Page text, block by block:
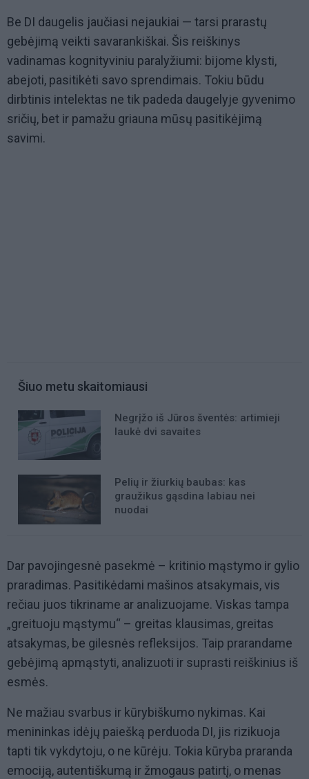
Be DI daugelis jaučiasi nejaukiai — tarsi prarastų
gebėjimą veikti savarankiškai. Šis reiškinys
vadinamas kognityviniu paralyžiumi: bijome klysti,
abejoti, pasitikėti savo sprendimais. Tokiu būdu
dirbtinis intelektas ne tik padeda daugelyje gyvenimo
sričių, bet ir pamažu griauna mūsų pasitikėjimą
savimi.
Šiuo metu skaitomiausi
Negrįžo iš Jūros šventės: artimieji
laukė dvi savaites
Pelių ir žiurkių baubas: kas
graužikus gąsdina labiau nei
nuodai
Dar pavojingesnė pasekmė – kritinio mąstymo ir gylio
praradimas. Pasitikėdami mašinos atsakymais, vis
rečiau juos tikriname ar analizuojame. Viskas tampa
„greituoju mąstymu“ – greitas klausimas, greitas
atsakymas, be gilesnės refleksijos. Taip prarandame
gebėjimą apmąstyti, analizuoti ir suprasti reiškinius iš
esmės.
Ne mažiau svarbus ir kūrybiškumo nykimas. Kai
menininkas idėjų paiešką perduoda DI, jis rizikuoja
tapti tik vykdytoju, o ne kūrėju. Tokia kūryba praranda
emociją, autentiškumą ir žmogaus patirtį, o menas